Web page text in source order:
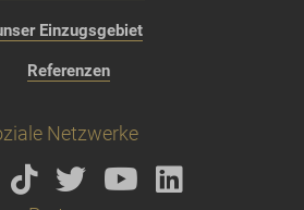
Einzugsgebiet
Referenzen
Netzwerke